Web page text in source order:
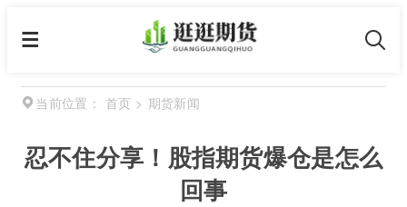
当前位置： 首页 > 期货新闻
忍不住分享！股指期货爆仓是怎么
回事